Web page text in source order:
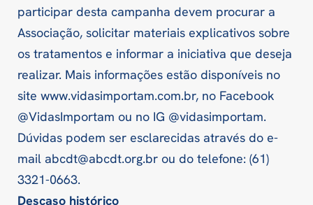
participar desta campanha devem procurar a
Associação, solicitar materiais explicativos sobre
os tratamentos e informar a iniciativa que deseja
realizar. Mais informações estão disponíveis no
site www.vidasimportam.com.br, no Facebook
@VidasImportam ou no IG @vidasimportam.
Dúvidas podem ser esclarecidas através do e-
mail abcdt@abcdt.org.br ou do telefone: (61)
3321-0663.
Descaso histórico